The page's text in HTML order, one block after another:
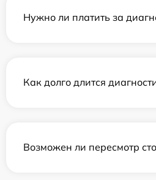
Нужно ли платить за
Как долго длится
Возможен ли пересмотр